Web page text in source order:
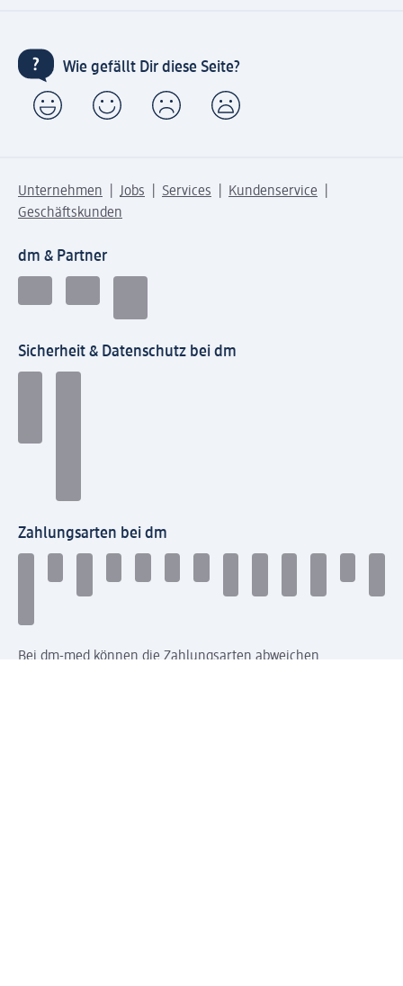
Wie gefällt Dir diese Seite?
Unternehmen Jobs Services
Kundenservice
Geschäftskunden
dm & Partner
Sicherheit & Datenschutz bei dm
Zahlungsarten bei dm
Bei dm-med können die Zahlungsarten abweichen.